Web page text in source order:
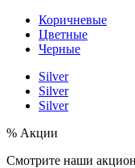
Коричневые
Цветные
Черные
Silver
Silver
Silver
% Акции
Смотрите наши